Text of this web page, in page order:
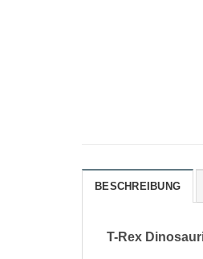
BESCHREIBUNG
T-Rex